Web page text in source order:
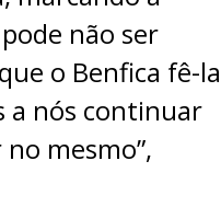
não ser
o Benfica fê-la
a nós continuar
mesmo”,